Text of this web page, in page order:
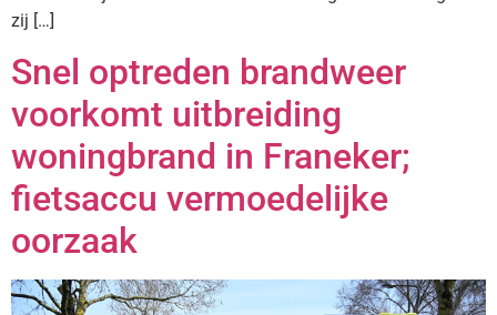
zij […]
Snel optreden brandweer
voorkomt uitbreiding
woningbrand in Franeker;
fietsaccu vermoedelijke
oorzaak